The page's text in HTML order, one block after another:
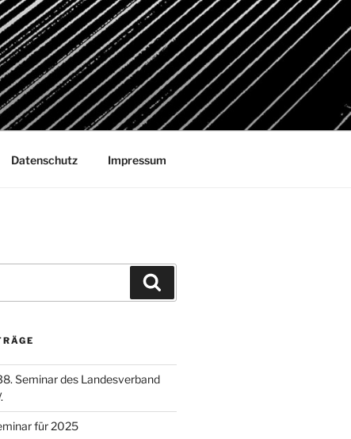
Datenschutz Impressum
Seminar des Landesverband
für 2025